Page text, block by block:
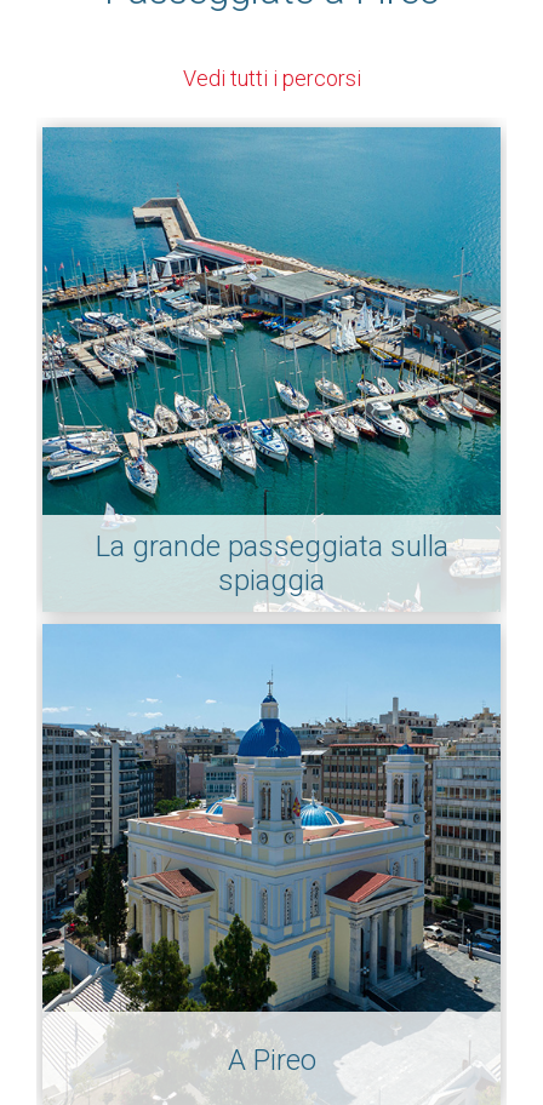
Vedi tutti i percorsi
La grande passeggiata sulla
spiaggia
A Pireo